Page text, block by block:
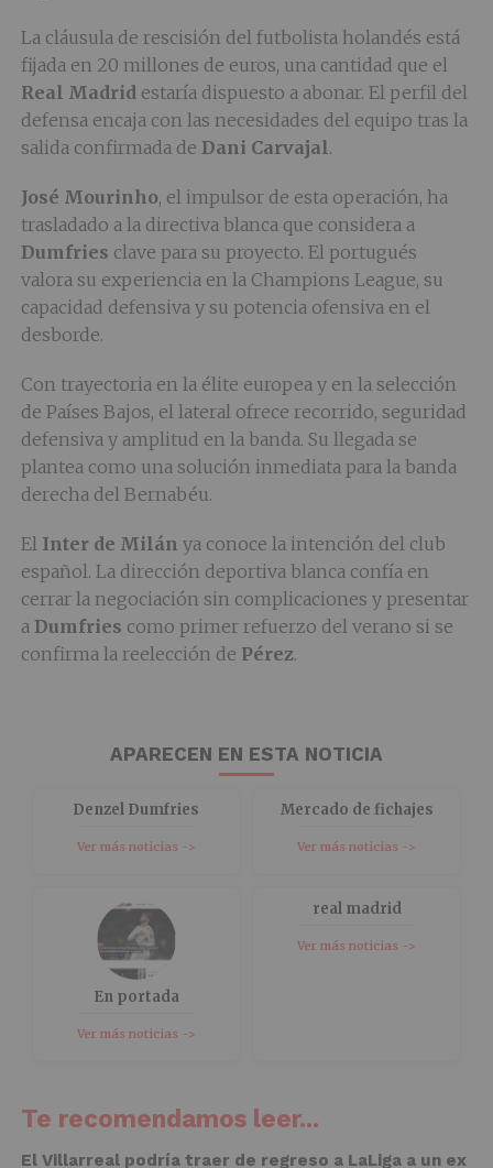
La cláusula de rescisión del futbolista holandés está
fijada en 20 millones de euros, una cantidad que el
Real Madrid estaría dispuesto a abonar. El perfil del
defensa encaja con las necesidades del equipo tras la
salida confirmada de Dani Carvajal.
José Mourinho, el impulsor de esta operación, ha
trasladado a la directiva blanca que considera a
Dumfries clave para su proyecto. El portugués
valora su experiencia en la Champions League, su
capacidad defensiva y su potencia ofensiva en el
desborde.
Con trayectoria en la élite europea y en la selección
de Países Bajos, el lateral ofrece recorrido, seguridad
defensiva y amplitud en la banda. Su llegada se
plantea como una solución inmediata para la banda
derecha del Bernabéu.
El Inter de Milán ya conoce la intención del club
español. La dirección deportiva blanca confía en
cerrar la negociación sin complicaciones y presentar
a Dumfries como primer refuerzo del verano si se
confirma la reelección de Pérez.
APARECEN EN ESTA NOTICIA
Denzel Dumfries
Ver más noticias ->
Mercado de fichajes
Ver más noticias ->
En portada
Ver más noticias ->
real madrid
Ver más noticias ->
Te recomendamos leer...
El Villarreal podría traer de regreso a LaLiga a un ex